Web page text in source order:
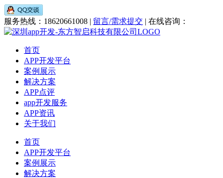
服务热线：18620661008 | 留言/需求提交 | 在线咨询：
首页
APP开发平台
案例展示
解决方案
APP点评
app开发服务
APP资讯
关于我们
首页
APP开发平台
案例展示
解决方案